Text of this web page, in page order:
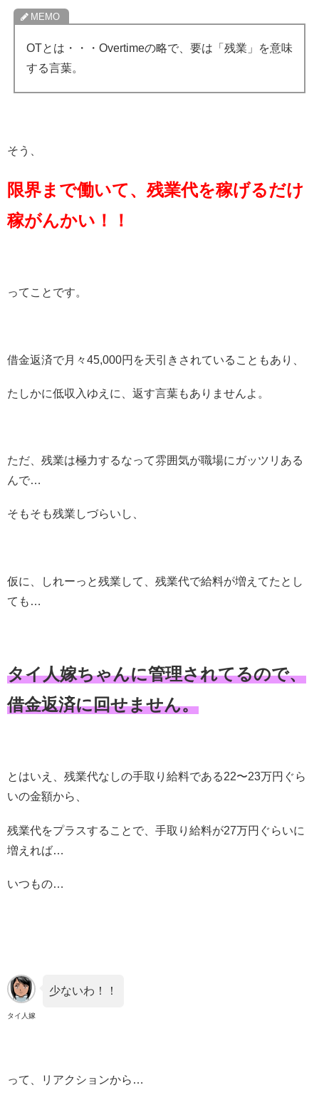
OTとは・・・Overtimeの略で、要は「残業」を意味
する言葉。
そう、
限界まで働いて、残業代を稼げるだけ
稼がんかい！！
ってことです。
借金返済で月々45,000円を天引きされていることもあり、
たしかに低収入ゆえに、返す言葉もありませんよ。
ただ、残業は極力するなって雰囲気が職場にガッツリある
んで…
そもそも残業しづらいし、
仮に、しれーっと残業して、残業代で給料が増えてたとし
ても…
タイ人嫁ちゃんに管理されてるので、
借金返済に回せません。
とはいえ、残業代なしの手取り給料である22〜23万円ぐら
いの金額から、
残業代をプラスすることで、手取り給料が27万円ぐらいに
増えれば…
いつもの…
タイ人嫁
少ないわ！！
って、リアクションから…